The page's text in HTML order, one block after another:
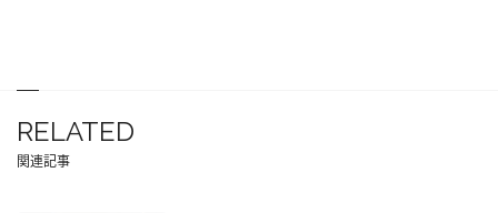
RELATED
関連記事